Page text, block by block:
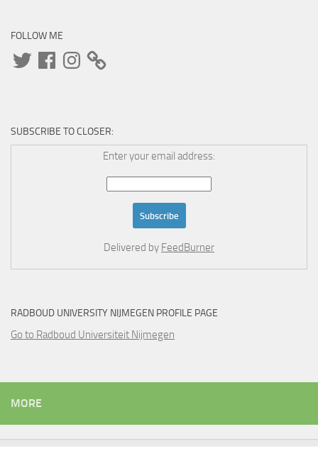
FOLLOW ME
TwitterFacebookInstagram
SUBSCRIBE TO CLOSER:
Enter your email address:
Delivered by FeedBurner
RADBOUD UNIVERSITY NIJMEGEN PROFILE PAGE
Go to Radboud Universiteit Nijmegen
MORE